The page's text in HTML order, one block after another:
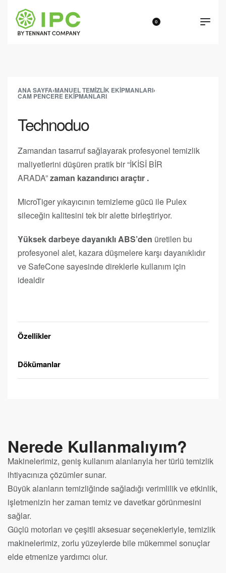
0
ANA SAYFA›MANUEL TEMIZLIK EKIPMANLARI›
CAM PENCERE EKIPMANLARI
Technoduo
Zamandan tasarruf sağlayarak profesyonel temizlik
maliyetlerini düşüren pratik bir “İKİSİ BİR
ARADA”zaman kazandırıcı araçtır .
MicroTiger yıkayıcının temizleme gücü ile Pulex
sileceğin kalitesini tek bir alette birleştiriyor.
Yüksek darbeye dayanıklı ABS’den üretilen bu
profesyonel alet, kazara düşmelere karşı dayanıklıdır
ve SafeCone sayesinde direklerle kullanım için
idealdir
Özellikler
Dökümanlar
Nerede Kullanmalıyım?
Makinelerimiz, geniş kullanım alanlarıyla her türlü temizlik
ihtiyacınıza çözümler sunar.
Büyük alanların temizliğinde sağladığı verimlilik ve etkinlik,
işletmenizin her zaman temiz ve davetkar görünmesini
sağlar.
Güçlü motorları ve çeşitli aksesuar seçenekleriyle, temizlik
makinelerimiz, zorlu yüzeylerde bile mükemmel sonuçlar
elde etmenize yardımcı olur.